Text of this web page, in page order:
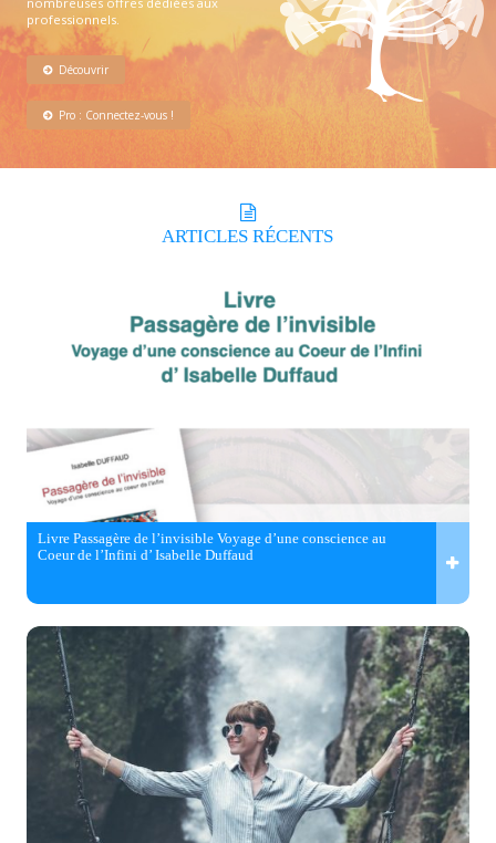
professionnels.
Découvrir
Pro : Connectez-vous !
ARTICLES RÉCENTS
Livre Passagère de l’invisible Voyage d’une conscience au
Coeur de l’Infini d’ Isabelle Duffaud